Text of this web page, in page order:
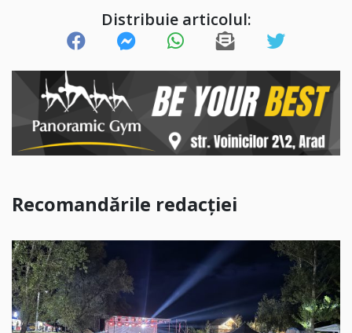
Distribuie articolul:
Recomandările redacției